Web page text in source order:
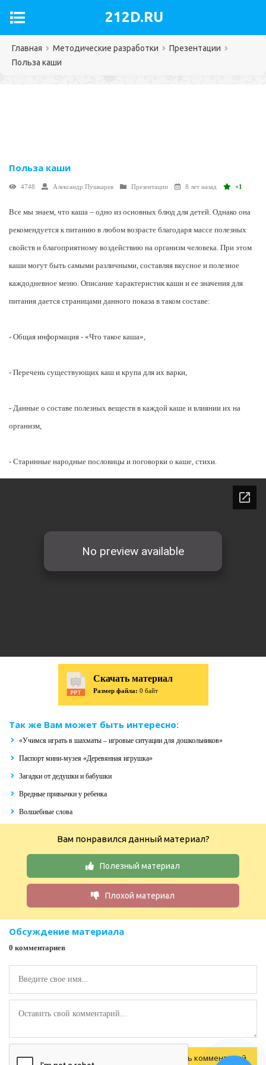
212D.RU
Главная Методические разработки
Презентации
Польза каши
Польза каши
4748 Александр Пушкарев Презентации 8 лет назад +1
Все мы знаем, что каша – одно из основных блюд для детей. Однако она
рекомендуется к питанию в любом возрасте благодаря массе полезных
свойств и благоприятному воздействию на организм человека. При этом
каши могут быть самыми различными, составляя вкусное и полезное
каждодневное меню. Описание характеристик каши и ее значения для
питания дается страницами данного показа в таком составе:
- Общая информация - «Что такое каша»,
- Перечень существующих каш и крупа для их варки,
- Данные о составе полезных веществ в каждой каше и влиянии их на
организм,
- Старинные народные пословицы и поговорки о каше, стихи.
Скачать материал
Размер файла: 0 байт
Так же Вам может быть интересно:
«Учимся играть в шахматы – игровые ситуации для дошкольников»
Паспорт мини-музея «Деревянная игрушка»
Загадки от дедушки и бабушки
Вредные привычки у ребенка
Волшебные слова
Вам понравился данный материал?
Полезный материал
Плохой материал
Обсуждение материала
0 комментариев